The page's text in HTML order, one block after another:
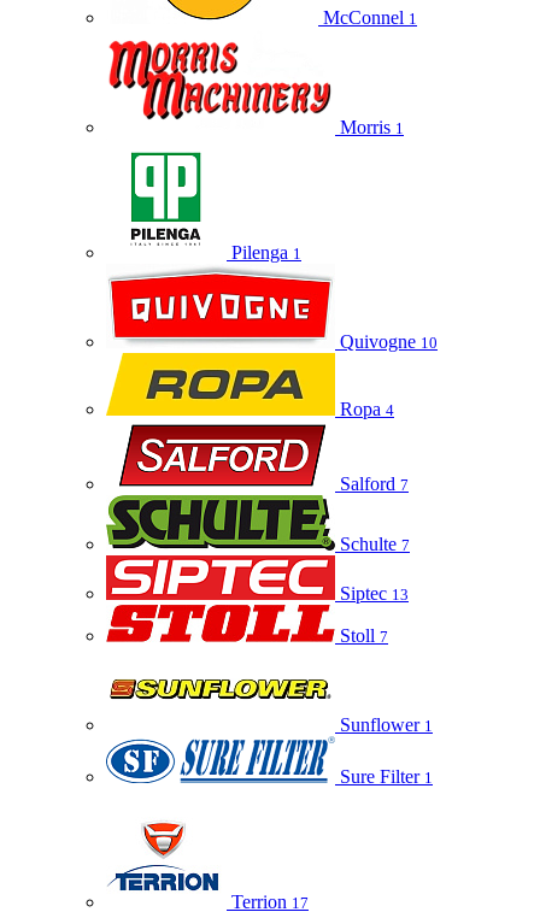
McConnel 1
Morris 1
Pilenga 1
Quivogne 10
Ropa 4
Salford 7
Schulte 7
Siptec 13
Stoll 7
Sunflower 1
Sure Filter 1
Terrion 17